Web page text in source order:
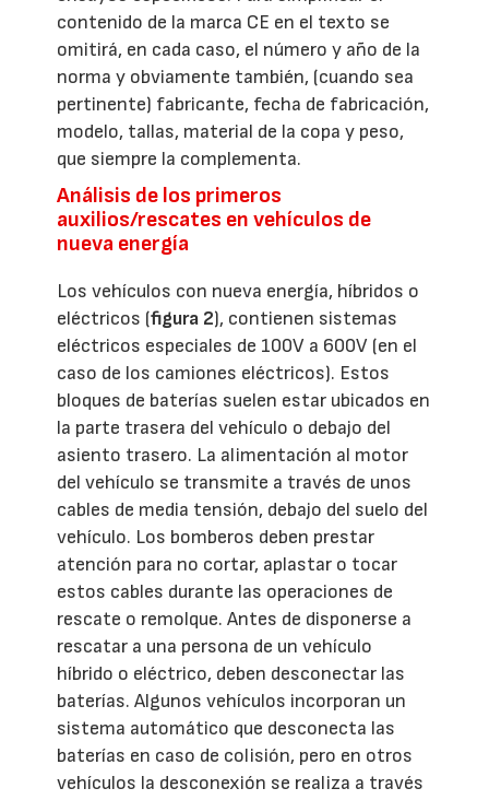
contenido de la marca CE en el texto se
omitirá, en cada caso, el número y año de la
norma y obviamente también, (cuando sea
pertinente) fabricante, fecha de fabricación,
modelo, tallas, material de la copa y peso,
que siempre la complementa.
Análisis de los primeros
auxilios/rescates en vehículos de
nueva energía
Los vehículos con nueva energía, híbridos o
eléctricos (figura 2), contienen sistemas
eléctricos especiales de 100V a 600V (en el
caso de los camiones eléctricos). Estos
bloques de baterías suelen estar ubicados en
la parte trasera del vehículo o debajo del
asiento trasero. La alimentación al motor
del vehículo se transmite a través de unos
cables de media tensión, debajo del suelo del
vehículo. Los bomberos deben prestar
atención para no cortar, aplastar o tocar
estos cables durante las operaciones de
rescate o remolque. Antes de disponerse a
rescatar a una persona de un vehículo
híbrido o eléctrico, deben desconectar las
baterías. Algunos vehículos incorporan un
sistema automático que desconecta las
baterías en caso de colisión, pero en otros
vehículos la desconexión se realiza a través